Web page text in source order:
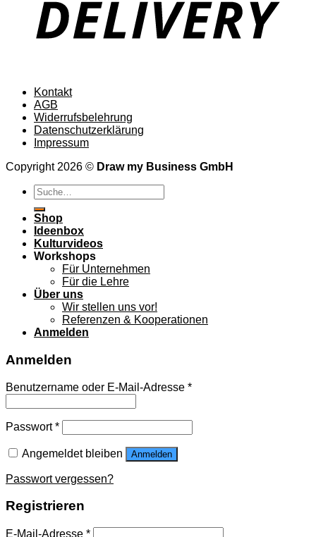
Kontakt
AGB
Widerrufsbelehrung
Datenschutzerklärung
Impressum
Copyright 2026 © Draw my Business GmbH
Suche
nach:
Shop
Ideenbox
Kulturvideos
Workshops
Für Unternehmen
Für die Lehre
Über uns
Wir stellen uns vor!
Referenzen & Kooperationen
Anmelden
Anmelden
Benutzername oder E-Mail-Adresse *
Passwort*
Angemeldet bleiben Anmelden
Passwort vergessen?
Registrieren
E-Mail-Adresse *